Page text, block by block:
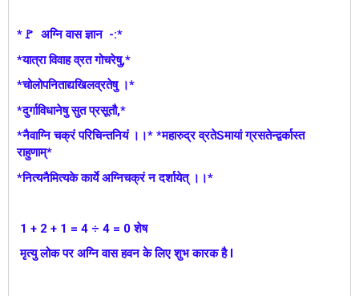
*🚩 अग्नि वास ज्ञान -:*
*यात्रा विवाह व्रत गोचरेषु,*
*चोलोपनिताद्यखिलव्रतेषु ।*
*दुर्गाविधानेषु सुत प्रसूतौ,*
*नैवाग्नि चक्रं परिचिन्तनियं ।।* *महारुद्र व्रतेSमायां ग्रसतेन्द्वर्कास्त
राहुणाम्*
*नित्यनैमित्यके कार्ये अग्निचक्रं न दर्शायेत् ।।*
1 + 2 + 1 = 4 ÷ 4 = 0 शेष
मृत्यु लोक पर अग्नि वास हवन के लिए शुभ कारक है l